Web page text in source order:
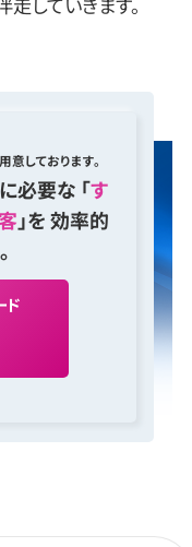
しております。
必要な 「す
」を 効率的
ド